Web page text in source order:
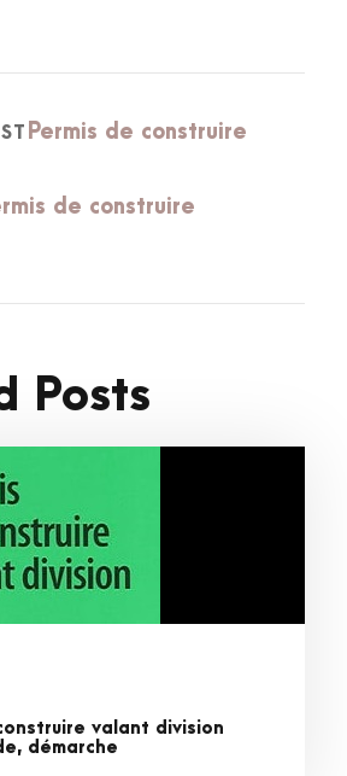
Permis de construire
de construire
Posts
valant division
démarche